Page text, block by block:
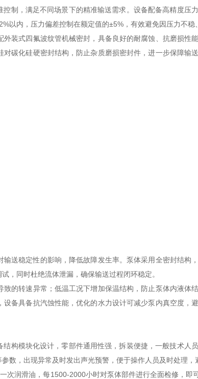
，满足不同场景下的精准输送需求。设备配备高精度压
内，压力偏差控制在额定值的±5%，有效避免因压力不稳
式四氟波纹管机械密封，具备良好的耐腐蚀、抗磨损性
碳化硅硬密封结构，防止杂质磨损密封件，进一步保障输
送稳定性的影响，降低故障发生率。泵体采用全密封结构
，同时杜绝流体泄漏，确保输送过程闭环稳定。
转速异常；低温工况下增加保温结构，防止泵体内液体
备具备抗汽蚀性能，优化的水力设计可减少泵内真空度，
模块化设计，零部件通用性强，拆装便捷，一般技术人
数，出现异常及时发出声光预警，便于操作人员及时处理，
润滑油，每1500-2000小时对泵体部件进行全面检修，即